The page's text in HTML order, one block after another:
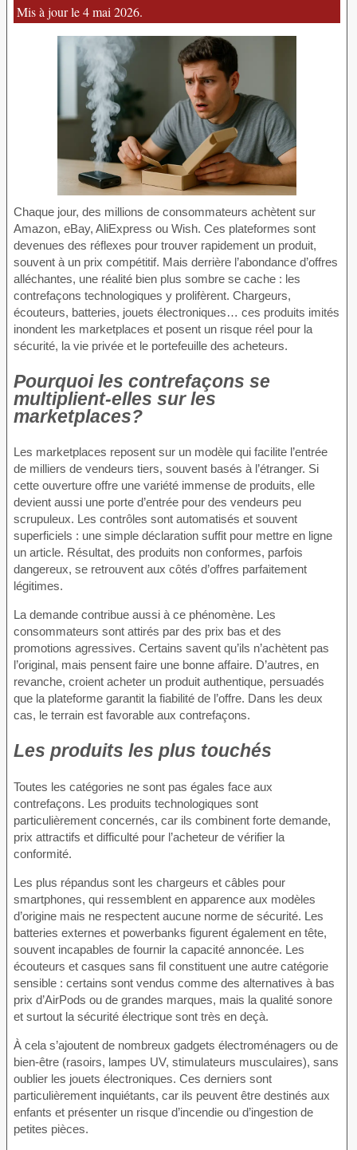
Mis à jour le 4 mai 2026.
Chaque jour, des millions de consommateurs achètent sur
Amazon, eBay, AliExpress ou Wish. Ces plateformes sont
devenues des réflexes pour trouver rapidement un produit,
souvent à un prix compétitif. Mais derrière l’abondance d’offres
alléchantes, une réalité bien plus sombre se cache : les
contrefaçons technologiques y prolifèrent. Chargeurs,
écouteurs, batteries, jouets électroniques… ces produits imités
inondent les marketplaces et posent un risque réel pour la
sécurité, la vie privée et le portefeuille des acheteurs.
Pourquoi les contrefaçons se
multiplient-elles sur les
marketplaces?
Les marketplaces reposent sur un modèle qui facilite l’entrée
de milliers de vendeurs tiers, souvent basés à l’étranger. Si
cette ouverture offre une variété immense de produits, elle
devient aussi une porte d’entrée pour des vendeurs peu
scrupuleux. Les contrôles sont automatisés et souvent
superficiels : une simple déclaration suffit pour mettre en ligne
un article. Résultat, des produits non conformes, parfois
dangereux, se retrouvent aux côtés d’offres parfaitement
légitimes.
La demande contribue aussi à ce phénomène. Les
consommateurs sont attirés par des prix bas et des
promotions agressives. Certains savent qu’ils n’achètent pas
l’original, mais pensent faire une bonne affaire. D’autres, en
revanche, croient acheter un produit authentique, persuadés
que la plateforme garantit la fiabilité de l’offre. Dans les deux
cas, le terrain est favorable aux contrefaçons.
Les produits les plus touchés
Toutes les catégories ne sont pas égales face aux
contrefaçons. Les produits technologiques sont
particulièrement concernés, car ils combinent forte demande,
prix attractifs et difficulté pour l’acheteur de vérifier la
conformité.
Les plus répandus sont les chargeurs et câbles pour
smartphones, qui ressemblent en apparence aux modèles
d’origine mais ne respectent aucune norme de sécurité. Les
batteries externes et powerbanks figurent également en tête,
souvent incapables de fournir la capacité annoncée. Les
écouteurs et casques sans fil constituent une autre catégorie
sensible : certains sont vendus comme des alternatives à bas
prix d’AirPods ou de grandes marques, mais la qualité sonore
et surtout la sécurité électrique sont très en deçà.
À cela s’ajoutent de nombreux gadgets électroménagers ou de
bien-être (rasoirs, lampes UV, stimulateurs musculaires), sans
oublier les jouets électroniques. Ces derniers sont
particulièrement inquiétants, car ils peuvent être destinés aux
enfants et présenter un risque d’incendie ou d’ingestion de
petites pièces.